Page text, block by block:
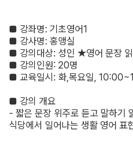
■ 강좌명: 기초영어1
■ 강사명: 홍앵실
■ 강의대상: 성인 ★영어 문장
■ 강의인원: 20명
■ 교육일시 : 화,목요일,
■ 강의 개요
- 짧은 문장 위주로 듣고 말하기
식당에서 일어나는 생활 영어 표